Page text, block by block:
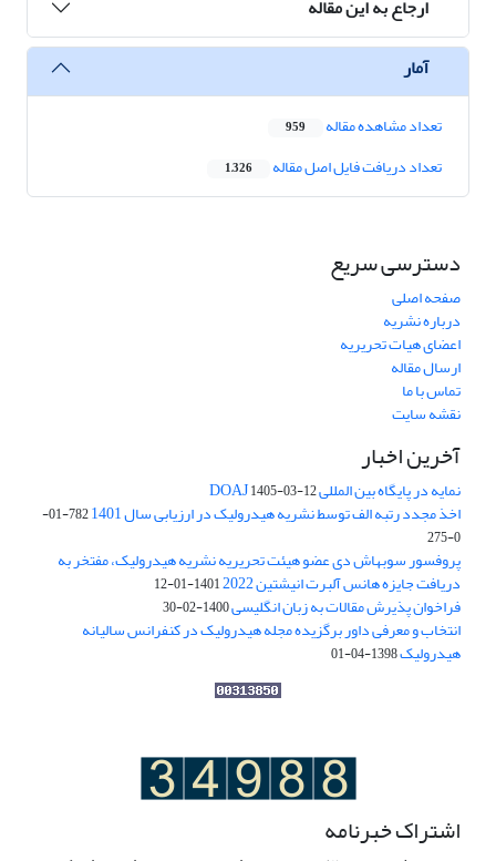
ارجاع به این مقاله
آمار
تعداد مشاهده مقاله 959
تعداد دریافت فایل اصل مقاله 1,326
دسترسی سریع
صفحه اصلی
درباره نشریه
اعضای هیات تحریریه
ارسال مقاله
تماس با ما
نقشه سایت
آخرین اخبار
نمایه در پایگاه بین المللی DOAJ1405-03-12
اخذ مجدد رتبه الف توسط نشریه هیدرولیک در ارزیابی سال 1401
782-01-
0-275
پروفسور سوبهاش دی عضو هیئت تحریریه نشریه هیدرولیک، مفتخر به
دریافت جایزه هانس آلبرت انیشتین 2022 1401-01-12
فراخوان پذیرش مقالات به زبان انگلیسی1400-02-30
انتخاب و معرفی داور برگزیده مجله هیدرولیک در کنفرانس سالیانه
هیدرولیک1398-04-01
اشتراک خبرنامه